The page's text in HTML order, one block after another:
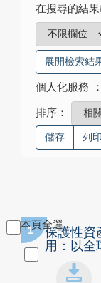
在搜尋的結
展開檢索結
個人化服務 ：
排序：
儲存 列印
本頁全選
1
保護性資
用：以全